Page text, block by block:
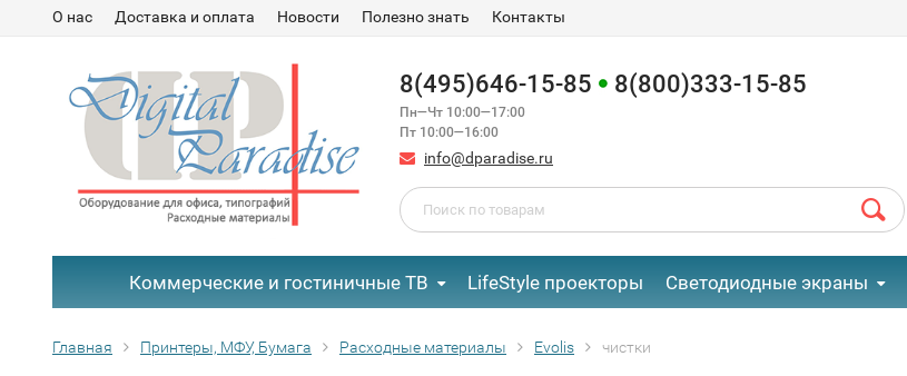
О нас Доставка и оплата Новости Полезно знать Контакты
8(495)646-15-85 8(800)333-15-85
Пн—Чт 10:00—17:00
Пт 10:00—16:00
info@dparadise.ru
Коммерческие и гостиничные ТВ LifeStyle проекторы Светодиодные экраны
Главная Принтеры, МФУ, Бумага Расходные материалы Evolis чистки